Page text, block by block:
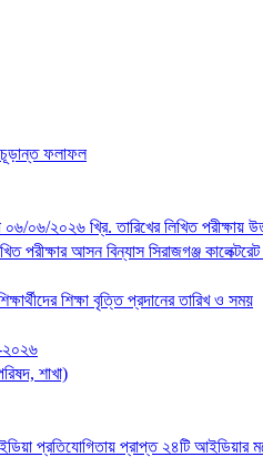
চূড়ান্ত ফলাফল
০৬/০৬/২০২৬ খ্রি. তারিখের লিখিত পরীক্ষায়
পরীক্ষার আসন বিন্যাস সিরাজগঞ্জ
শিক্ষা বৃত্তি প্রদানের তারিখ ও সময়
২০২৬
শাখা)
প্রতিযোগিতায় প্রাপ্ত ২৪টি আইডিয়ার